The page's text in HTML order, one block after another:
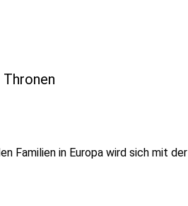
Familien in Europa wird sich mit der